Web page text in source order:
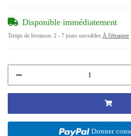
Disponible immédiatement
Temps de livraison: 2 - 7 jours ouvrables À l'étranger
Donner